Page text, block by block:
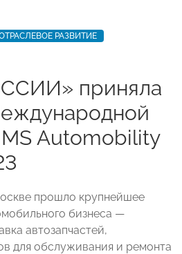
РАЗВИТИЕ
приняла
Automobility
прошло крупнейшее
бизнеса —
автозапчастей,
для обслуживания и ремонта